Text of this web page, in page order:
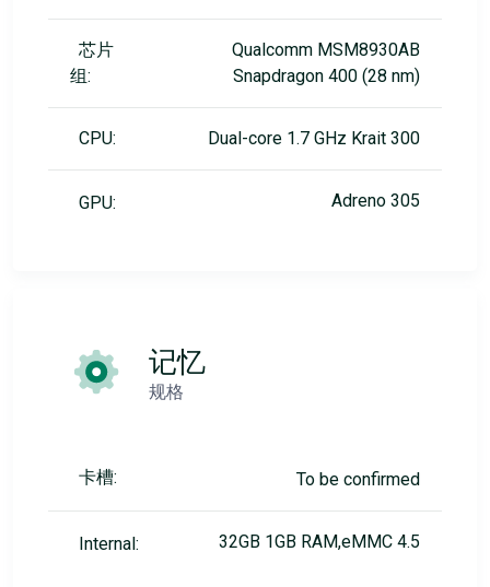
芯片
组:
Qualcomm MSM8930AB
Snapdragon 400 (28 nm)
CPU: Dual-core 1.7 GHz Krait 300
GPU: Adreno 305
记忆
规格
卡槽: To be confirmed
Internal: 32GB 1GB RAM,eMMC 4.5